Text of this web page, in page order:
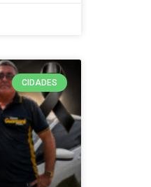
CIDADES